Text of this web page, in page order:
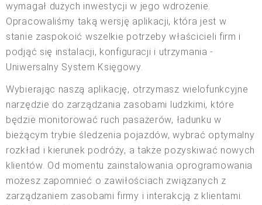
wymagał dużych inwestycji w jego wdrożenie.
Opracowaliśmy taką wersję aplikacji, która jest w
stanie zaspokoić wszelkie potrzeby właścicieli firm i
podjąć się instalacji, konfiguracji i utrzymania -
Uniwersalny System Księgowy.
Wybierając naszą aplikację, otrzymasz wielofunkcyjne
narzędzie do zarządzania zasobami ludzkimi, które
będzie monitorować ruch pasażerów, ładunku w
bieżącym trybie śledzenia pojazdów, wybrać optymalny
rozkład i kierunek podróży, a także pozyskiwać nowych
klientów. Od momentu zainstalowania oprogramowania
możesz zapomnieć o zawiłościach związanych z
zarządzaniem zasobami firmy i interakcją z klientami.